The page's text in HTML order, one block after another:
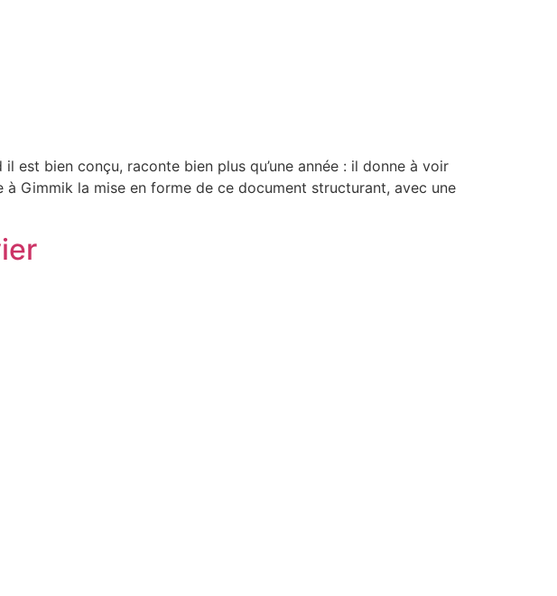
est bien conçu, raconte bien plus qu’une année : il donne à voir
Gimmik la mise en forme de ce document structurant, avec une